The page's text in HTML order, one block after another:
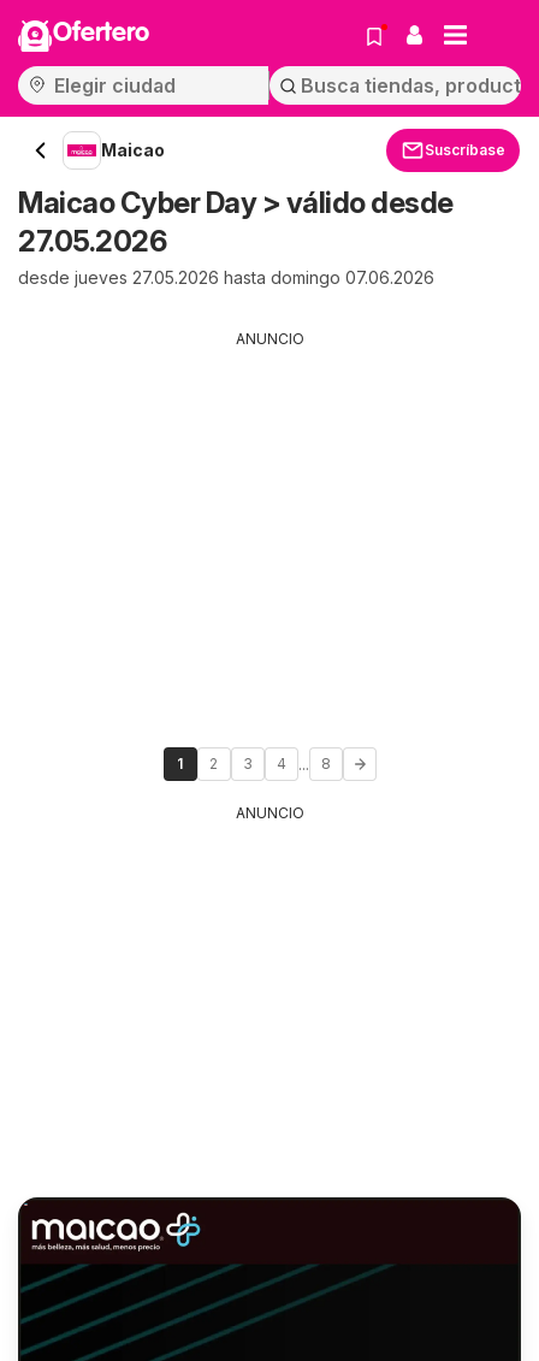
Ofertero
Maicao Suscríbase
Maicao Cyber Day > válido desde
27.05.2026
desde jueves 27.05.2026 hasta domingo 07.06.2026
ANUNCIO
1 2 3 4 ... 8
ANUNCIO